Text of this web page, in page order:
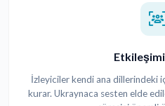
Etkileşimi
İzleyiciler kendi ana dillerindeki
kurar. Ukraynaca sesten elde